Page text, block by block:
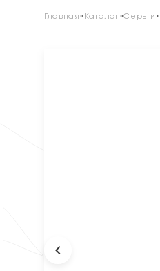
Главная» Каталог»Серьги »